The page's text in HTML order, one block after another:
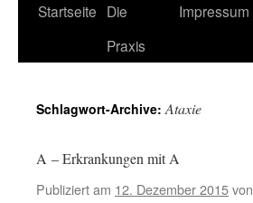
Zum
Startseite Die
Praxis
Impressum
Schlagwort-Archive:Ataxie
A – Erkrankungen mit A
Publiziert am 12. Dezember 2015von